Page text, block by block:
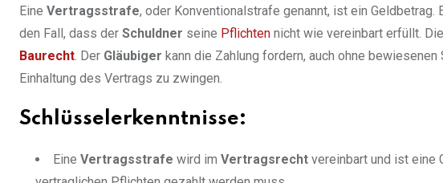
Eine Vertragsstrafe, oder Konventionalstrafe genannt, ist ein Geldbetrag.
den Fall, dass der Schuldner seine Pflichten nicht wie vereinbart erfüllt.
Baurecht. Der Gläubiger kann die Zahlung fordern, auch ohne bewiesenen
Einhaltung des Vertrags zu zwingen.
Schlüsselerkenntnisse:
Eine Vertragsstrafe wird im Vertragsrecht vereinbart und ist eine